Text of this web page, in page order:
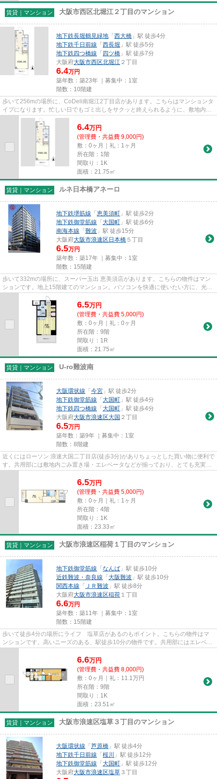
賃貸｜マンション 大阪市西区北堀江２丁目のマンション
地下鉄長堀鶴見緑地 「 西大橋 」駅 徒歩4分
地下鉄千日前線 「 西長堀 」駅 徒歩5分
地下鉄四つ橋線 「 四ツ橋 」駅 徒歩7分
大阪府大阪市西区北堀江 ２丁目
6.4万円
築年数：築23年 ｜募集中： 1室
階数：10階建
歩いて256mの場所に、CoDeli南堀江2丁目店があります。こちらはマンションタ
イプになります。忙しい日でもゴミ出しをサクッと終えられるように、敷地内に
ゴミ置き場をつけております。...
6.4万円
(管理費・共益費 9,000円)
敷：0ヶ月｜礼：1ヶ月
所在階：1階
間取り：1K
面積：21.75㎡
賃貸｜マンション ルネ日本橋アネーロ
地下鉄堺筋線 「 恵美須町 」駅 徒歩2分
地下鉄御堂筋線 「 大国町 」駅 徒歩6分
南海本線 「 難波 」駅 徒歩15分
大阪府大阪市浪速区 日本橋 ５丁目
6.5万円
築年数：築17年 ｜募集中： 1室
階数：15階建
歩いて332mの場所に、スーパー玉出 恵美須店があります。こちらの物件はマン
ションです。地上15階建てのマンション。パソコンを快適に使いたい方に、光回
線を繋いでいる物件です。大阪...
6.5万円
(管理費・共益費 5,000円)
敷：0ヶ月｜礼：0ヶ月
所在階：9階
間取り：1R
面積：21.75㎡
賃貸｜マンション U-ro難波南
大阪環状線 「 今宮 」駅 徒歩2分
地下鉄御堂筋線 「 大国町 」駅 徒歩4分
地下鉄四つ橋線 「 大国町 」駅 徒歩4分
大阪府大阪市浪速区大国 ２丁目
6.5万円
築年数：築9年 ｜募集中： 1室
階数：8階建
近くにはローソン 浪速大国二丁目店(徒歩3分)がありちょっとした買い物に便利で
す。共用部には敷地内ごみ置き場・エレベータなどが揃っており、とても充実し
6.5万円
(管理費・共益費 5,000円)
敷：0ヶ月｜礼：1ヶ月
所在階：4階
間取り：1K
面積：23.33㎡
賃貸｜マンション 大阪市浪速区稲荷１丁目のマンション
地下鉄御堂筋線 「 なんば 」駅 徒歩10分
近鉄難波・奈良線 「 大阪難波 」駅 徒歩10分
関西本線 「 ＪＲ難波 」駅 徒歩8分
大阪府大阪市浪速区稲荷 １丁目
6.6万円
築年数：築11年 ｜募集中： 1室
階数：15階建
歩いて徒歩4分の場所にライフ 塩草店があるのもポイント。こちらの物件はマ
ンションです。高いニーズのある、駅徒歩10分の物件です。共用部にはエレベー
6.6万円
(管理費・共益費 8,000円)
敷：0ヶ月｜礼：11.1万円
所在階：9階
間取り：1K
面積：23.51㎡
賃貸｜マンション 大阪市浪速区塩草３丁目のマンション
大阪環状線 「 芦原橋 」駅 徒歩4分
地下鉄千日前線 「 桜川
」駅 徒歩12分
地下鉄御堂筋線 「 大国町 」駅 徒歩12分
大阪府大阪市浪速区塩草 ３丁目